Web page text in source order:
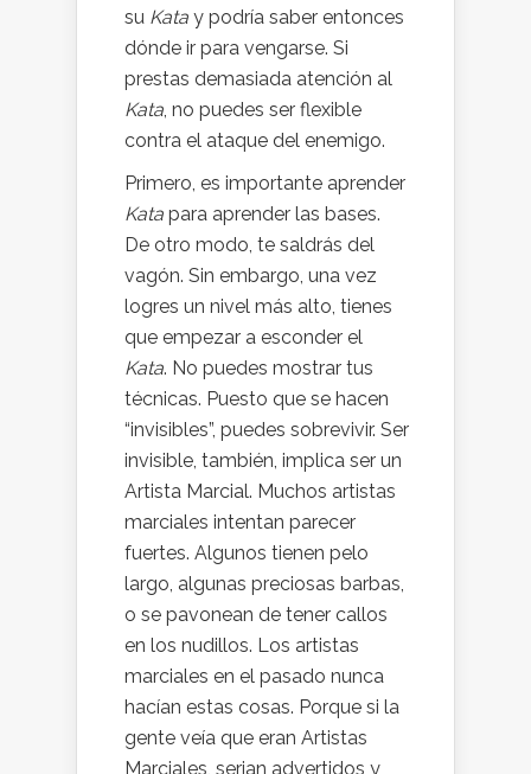
su Kata y podría saber entonces
dónde ir para vengarse. Si
prestas demasiada atención al
Kata, no puedes ser flexible
contra el ataque del enemigo.
Primero, es importante aprender
Kata para aprender las bases.
De otro modo, te saldrás del
vagón. Sin embargo, una vez
logres un nivel más alto, tienes
que empezar a esconder el
Kata. No puedes mostrar tus
técnicas. Puesto que se hacen
“invisibles”, puedes sobrevivir. Ser
invisible, también, implica ser un
Artista Marcial. Muchos artistas
marciales intentan parecer
fuertes. Algunos tienen pelo
largo, algunas preciosas barbas,
o se pavonean de tener callos
en los nudillos. Los artistas
marciales en el pasado nunca
hacían estas cosas. Porque si la
gente veía que eran Artistas
Marciales, serian advertidos y